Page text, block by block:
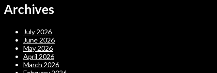
Archives
July 2026
June 2026
May 2026
April 2026
March 2026